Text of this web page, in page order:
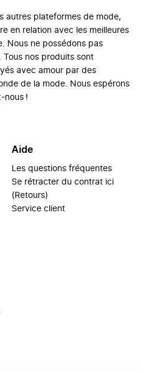
autres plateformes de mode,
en relation avec les meilleures
Nous ne possédons pas
nos produits sont
avec amour par des
de la mode. Nous espérons
nous !
Aide
Les questions fréquentes
Se rétracter du contrat ici
(Retours)
Service client